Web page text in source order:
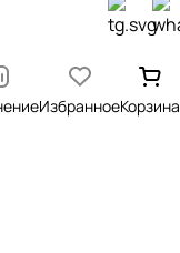
ИзбранноеКорзина